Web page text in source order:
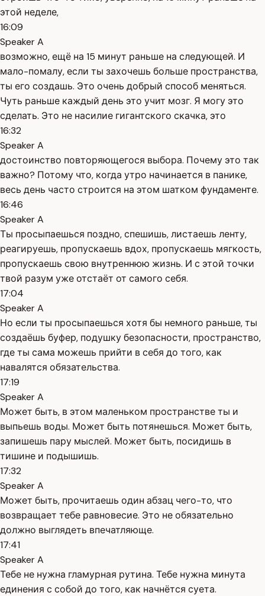
этой неделе,
16:09
Speaker A
возможно, ещё на 15 минут раньше на следующей. И
мало-помалу, если ты захочешь больше пространства,
ты его создашь. Это очень добрый способ меняться.
Чуть раньше каждый день это учит мозг. Я могу это
сделать. Это не насилие гигантского скачка, это
16:32
Speaker A
достоинство повторяющегося выбора. Почему это так
важно? Потому что, когда утро начинается в панике,
весь день часто строится на этом шатком фундаменте.
16:46
Speaker A
Ты просыпаешься поздно, спешишь, листаешь ленту,
реагируешь, пропускаешь вдох, пропускаешь мягкость,
пропускаешь свою внутреннюю жизнь. И с этой точки
твой разум уже отстаёт от самого себя.
17:04
Speaker A
Но если ты просыпаешься хотя бы немного раньше, ты
создаёшь буфер, подушку безопасности, пространство,
где ты сама можешь прийти в себя до того, как
навалятся обязательства.
17:19
Speaker A
Может быть, в этом маленьком пространстве ты и
выпьешь воды. Может быть потянешься. Может быть,
запишешь пару мыслей. Может быть, посидишь в
тишине и подышишь.
17:32
Speaker A
Может быть, прочитаешь один абзац чего-то, что
возвращает тебе равновесие. Это не обязательно
должно выглядеть впечатляюще.
17:41
Speaker A
Тебе не нужна гламурная рутина. Тебе нужна минута
единения с собой до того, как начнётся суета.